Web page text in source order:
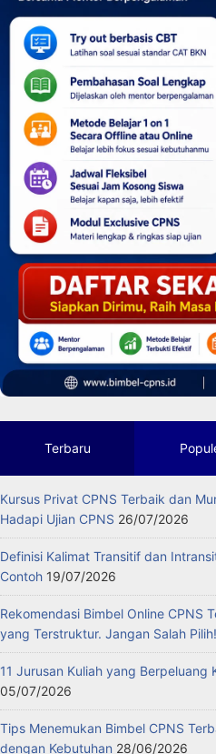
Terbaru
Kursus Privat CPNS Terbaik dan
Hadapi Ujian CPNS 26/07/2026
Definisi Kalimat Transitif dan
Contoh 19/07/2026
Rekomendasi Bimbel Online CPNS
yang Terstruktur. Jangan Salah Pilih!
11 Jurusan Kuliah yang Berpeluang
05/07/2026
Tips Menemukan Bimbel CPNS
dengan Kebutuhan 28/06/2026